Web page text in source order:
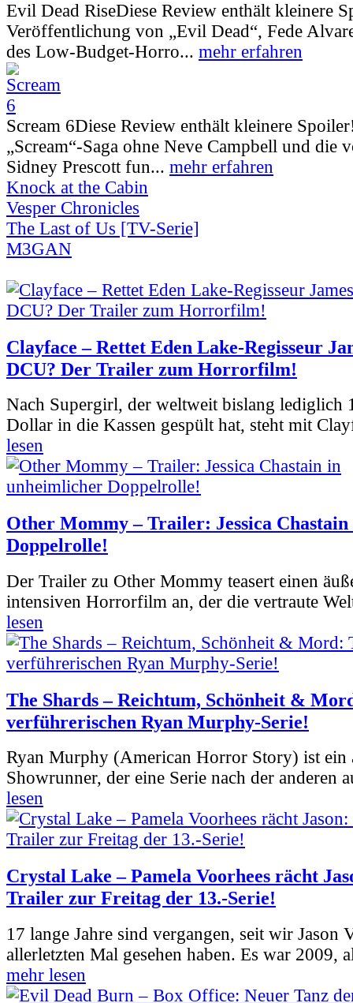
Evil Dead RiseDiese Review enthält kleinere
Veröffentlichung von „Evil Dead“, Fede
des Low-Budget-Horro... mehr erfahren
Scream 6Diese Review enthält kleinere
„Scream“-Saga ohne Neve Campbell und die
Sidney Prescott fun... mehr erfahren
Knock at the Cabin
Vesper Chronicles
The Last of Us [TV-Serie]
M3GAN
Clayface – Rettet Eden Lake-Regisseur
DCU? Der Trailer zum Horrorfilm!
Nach Supergirl, der weltweit bislang lediglich
Dollar in die Kassen gespült hat, steht mit
lesen
Other Mommy – Trailer: Jessica
Doppelrolle!
Der Trailer zu Other Mommy teasert einen
intensiven Horrorfilm an, der die vertraute
lesen
The Shards – Reichtum, Schönheit &
verführerischen Ryan Murphy-Serie!
Ryan Murphy (American Horror Story) ist ein
Showrunner, der eine Serie nach der anderen
lesen
Crystal Lake – Pamela Voorhees rächt
Trailer zur Freitag der 13.-Serie!
17 lange Jahre sind vergangen, seit wir Jason
allerletzten Mal gesehen haben. Es war 2009,
mehr lesen